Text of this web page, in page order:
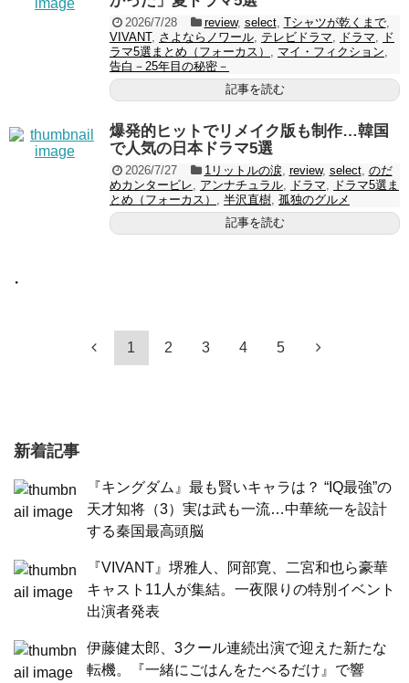
2026/7/28 review, select, Tシャツが乾くまで,
VIVANT, さよならノワール, テレビドラマ, ドラマ, ド
ラマ5選まとめ（フォーカス） , マイ・フィクション,
告白－25年目の秘密－
記事を読む
爆発的ヒットでリメイク版も制作…韓国
で人気の日本ドラマ5選
2026/7/27 1リットルの涙, review, select, のだ
めカンタービレ, アンナチュラル, ドラマ, ドラマ5選ま
とめ（フォーカス） , 半沢直樹, 孤独のグルメ
記事を読む
・
1 2 3 4 5
新着記事
『キングダム』最も賢いキャラは？ “IQ最強”の
天才知将（3）実は武も一流…中華統一を設計
する秦国最高頭脳
『VIVANT』堺雅人、阿部寛、二宮和也ら豪華
キャスト11人が集結。一夜限りの特別イベント
出演者発表
伊藤健太郎、3クール連続出演で迎えた新たな
転機。『一緒にごはんをたべるだけ』で響